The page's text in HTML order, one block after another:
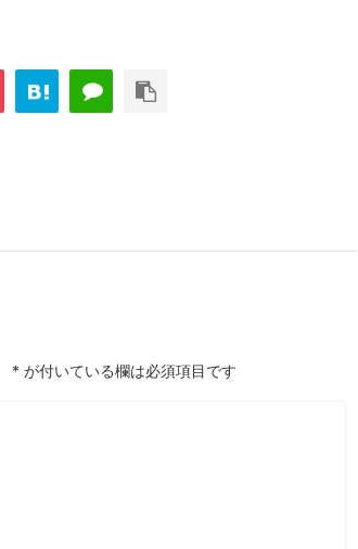
* が付いている欄は必須項目です